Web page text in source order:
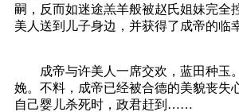
嗣，反而如迷途羔羊般被赵氏姐妹完全
美人送到儿子身边，并获得了成帝的临
成帝与许美人一席交欢，蓝田种玉
娩。不料，成帝已经被合德的美貌丧失
自己婴儿杀死时，政君赶到……